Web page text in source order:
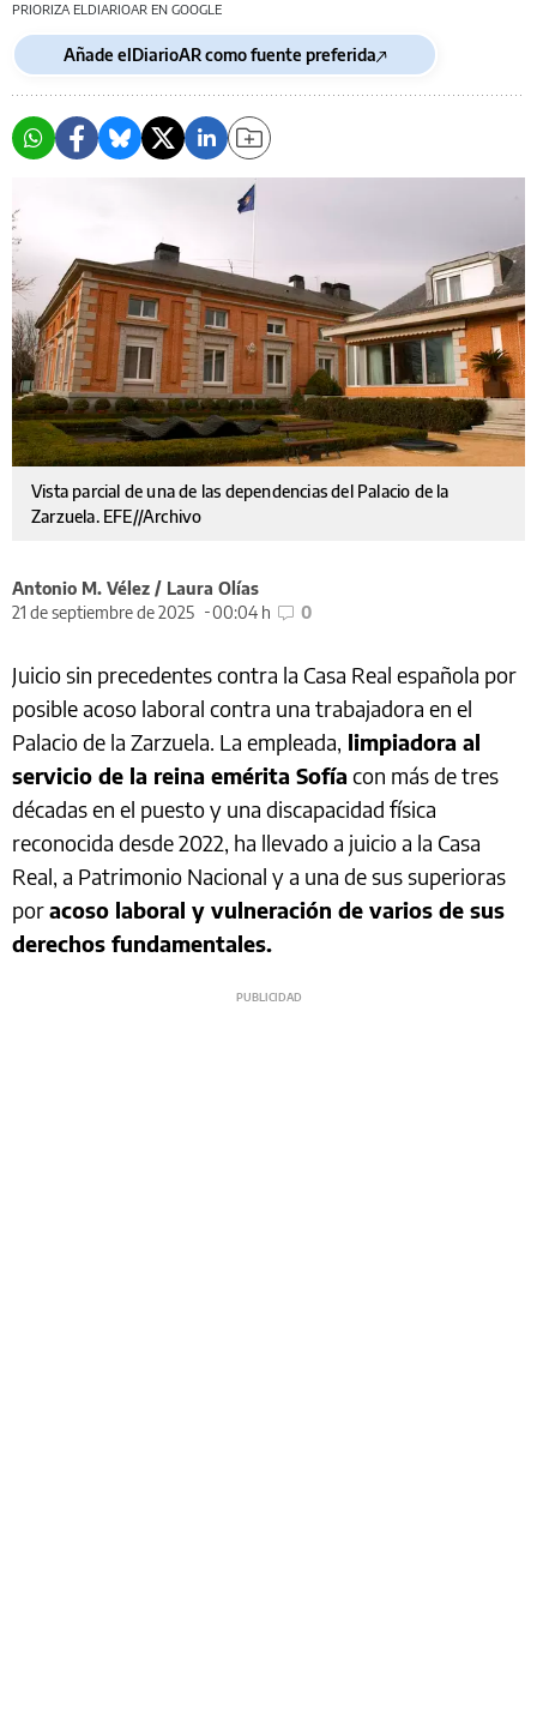
PRIORIZA ELDIARIOAR EN GOOGLE
Añade elDiarioAR como fuente preferida
Vista parcial de una de las dependencias del Palacio de la
Zarzuela. EFE//Archivo
Antonio M. Vélez / Laura Olías
21 de septiembre de 2025
00:04 h 0
Juicio sin precedentes contra la Casa Real española por
posible acoso laboral contra una trabajadora en el
Palacio de la Zarzuela. La empleada, limpiadora al
servicio de la reina emérita Sofía con más de tres
décadas en el puesto y una discapacidad física
reconocida desde 2022, ha llevado a juicio a la Casa
Real, a Patrimonio Nacional y a una de sus superioras
poracoso laboral y vulneración de varios de sus
derechos fundamentales.